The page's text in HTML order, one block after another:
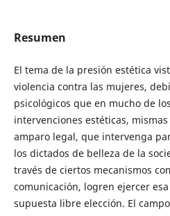
Resumen
El tema de la presión estética
violencia contra las mujeres,
psicológicos que en mucho de
intervenciones estéticas,
amparo legal, que intervenga
los dictados de belleza de la
través de ciertos mecanismos
comunicación, logren ejercer
supuesta libre elección. El